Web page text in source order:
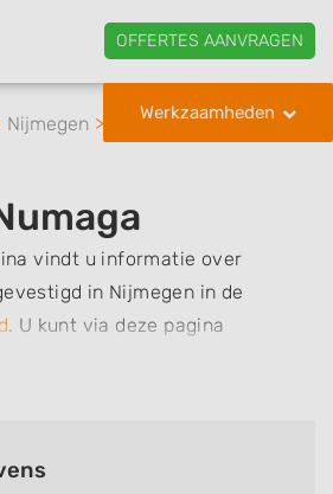
OFFERTES AANVRAGEN
Werkzaamheden
Nijmegen Hovenier Numaga
vindt u informatie over
in Nijmegen in de
. U kunt via deze pagina
het bedrijf opnemen door te
zaken Hovenier Numaga voor u